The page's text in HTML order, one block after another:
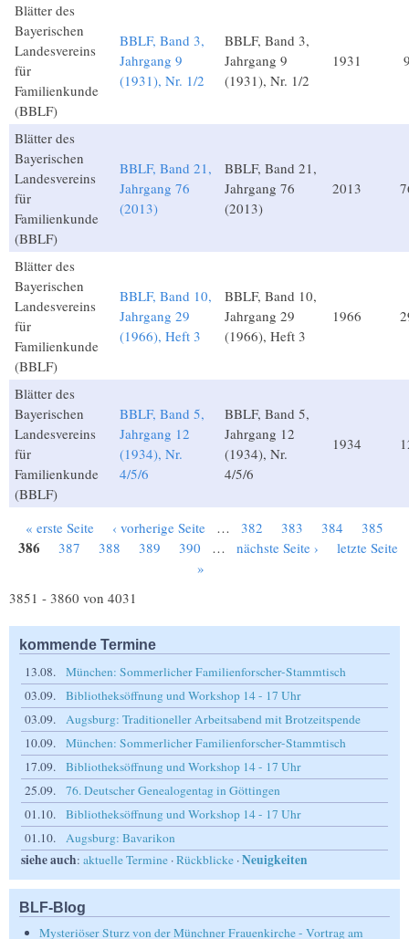
Blätter des
Bayerischen
Landesvereins
für
Familienkunde
(BBLF)
BBLF, Band 3,
Jahrgang 9
(1931), Nr. 1/2
BBLF, Band 3,
Jahrgang 9
(1931), Nr. 1/2
1931
Blätter des
Bayerischen
Landesvereins
für
Familienkunde
(BBLF)
BBLF, Band 21,
Jahrgang 76
(2013)
BBLF, Band 21,
Jahrgang 76
(2013)
2013
Blätter des
Bayerischen
Landesvereins
für
Familienkunde
(BBLF)
BBLF, Band 10,
Jahrgang 29
(1966), Heft 3
BBLF, Band 10,
Jahrgang 29
(1966), Heft 3
1966
Blätter des
Bayerischen
Landesvereins
für
Familienkunde
(BBLF)
BBLF, Band 5,
Jahrgang 12
(1934), Nr.
4/5/6
BBLF, Band 5,
Jahrgang 12
(1934), Nr.
4/5/6
1934
Seiten
« erste Seite ‹ vorherige Seite … 382 383 384 385
386 387 388 389 390 … nächste Seite ›
letzte Seite
»
3851 - 3860 von 4031
kommende Termine
13.08.
München: Sommerlicher Familienforscher-Stammtisch
03.09.
Bibliotheksöffnung und Workshop 14 - 17 Uhr
03.09.
Augsburg: Traditioneller Arbeitsabend mit Brotzeitspende
10.09.
München: Sommerlicher Familienforscher-Stammtisch
17.09.
Bibliotheksöffnung und Workshop 14 - 17 Uhr
25.09.
76. Deutscher Genealogentag in Göttingen
01.10.
Bibliotheksöffnung und Workshop 14 - 17 Uhr
01.10.
Augsburg: Bavarikon
siehe auch: aktuelle Termine ·Rückblicke ·Neuigkeiten
BLF-Blog
Mysteriöser Sturz von der Münchner Frauenkirche - Vortrag am